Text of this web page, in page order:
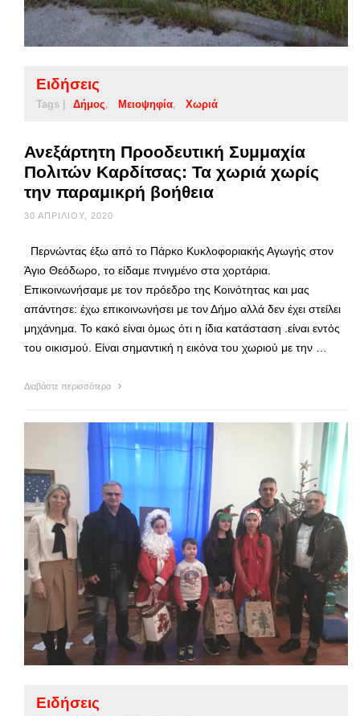
Ειδήσεις
Tags | Δήμος Μειοψηφία Χωριά
Ανεξάρτητη Προοδευτική Συμμαχία
Πολιτών Καρδίτσας: Τα χωριά χωρίς
την παραμικρή βοήθεια
30 ΑΠΡΙΛΊΟΥ, 2020
Περνώντας έξω από το Πάρκο Κυκλοφοριακής Αγωγής στον
Άγιο Θεόδωρο, το είδαμε πνιγμένο στα χορτάρια.
Επικοινωνήσαμε με τον πρόεδρο της Κοινότητας και μας
απάντησε: έχω επικοινωνήσει με τον Δήμο αλλά δεν έχει στείλει
μηχάνημα. Το κακό είναι όμως ότι η ίδια κατάσταση .είναι εντός
του οικισμού. Είναι σημαντική η εικόνα του χωριού με την …
Διαβάστε περισσότερα
Ειδήσεις